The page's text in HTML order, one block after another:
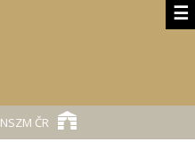
☰
NSZM ČR